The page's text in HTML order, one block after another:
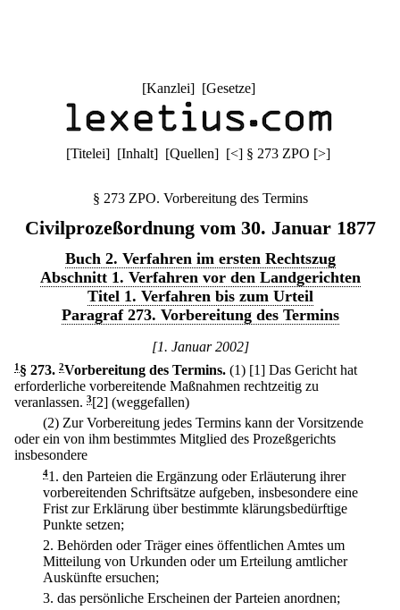
[Kanzlei] [Gesetze]
[Titelei] [Inhalt] [Quellen] [<] § 273 ZPO [>]
§ 273 ZPO. Vorbereitung des Termins
Civilprozeßordnung vom 30. Januar 1877
Buch 2. Verfahren im ersten Rechtszug
Abschnitt 1. Verfahren vor den Landgerichten
Titel 1. Verfahren bis zum Urteil
Paragraf 273. Vorbereitung des Termins
[1. Januar 2002]
1 § 273. 2Vorbereitung des Termins. (1) [1] Das Gericht hat
erforderliche vorbereitende Maßnahmen rechtzeitig zu
veranlassen. 3[2] (weggefallen)
(2) Zur Vorbereitung jedes Termins kann der Vorsitzende
oder ein von ihm bestimmtes Mitglied des Prozeßgerichts
insbesondere
41. den Parteien die Ergänzung oder Erläuterung ihrer
vorbereitenden Schriftsätze aufgeben, insbesondere eine
Frist zur Erklärung über bestimmte klärungsbedürftige
Punkte setzen;
2. Behörden oder Träger eines öffentlichen Amtes um
Mitteilung von Urkunden oder um Erteilung amtlicher
Auskünfte ersuchen;
3. das persönliche Erscheinen der Parteien anordnen;